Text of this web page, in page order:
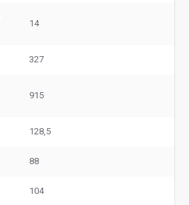
14
327
915
128,5
88
104